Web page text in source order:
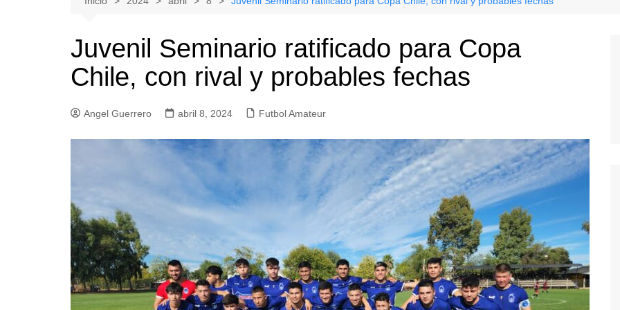
Tenis
Boxeo
Voleibol
Gimnasia
Licantén
Rauco
Sagrada Familia
Teno
Vichuquén
Juvenil Seminario ratificado para Copa
Chile, con rival y probables fechas
Angel Guerrero abril 8, 2024 Futbol Amateur